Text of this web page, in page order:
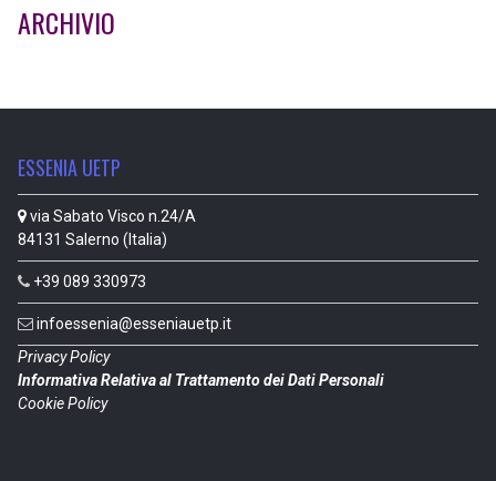
ARCHIVIO
ESSENIA UETP
via Sabato Visco n.24/A
84131 Salerno (Italia)
+39 089 330973
infoessenia@esseniauetp.it
Privacy Policy
Informativa Relativa al Trattamento dei Dati Personali
Cookie Policy